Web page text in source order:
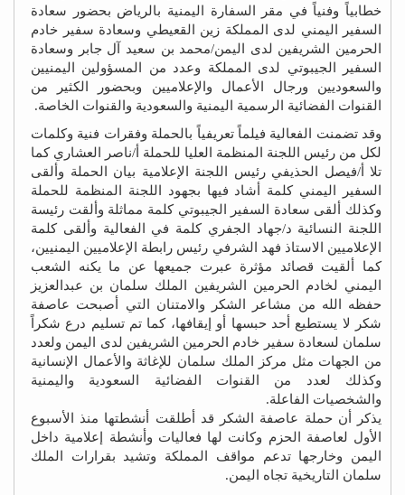
خطابياً وفنياً في مقر السفارة اليمنية بالرياض بحضور سعادة
السفير اليمني لدى المملكة زين القعيطي وسعادة سفير خادم
الحرمين الشريفين لدى اليمن/محمد بن سعيد آل جابر وسعادة
السفير الجيبوتي لدى المملكة وعدد من المسؤولين اليمنيين
والسعوديين ورجال الأعمال والإعلاميين وبحضور الكثير من
القنوات الفضائية الرسمية اليمنية والسعودية والقنوات الخاصة.
وقد تضمنت الفعالية فيلماً تعريفياً بالحملة وفقرات فنية وكلمات
لكل من رئيس اللجنة المنظمة العليا للحملة أ/ناصر العشاري كما
تلا أ/فيصل الحذيفي رئيس اللجنة الإعلامية بيان الحملة وألقى
السفير اليمني كلمة أشاد فيها بجهود اللجنة المنظمة للحملة
وكذلك ألقى سعادة السفير الجيبوتي كلمة مماثلة وألقت رئيسة
اللجنة النسائية د/جهاد الجفري كلمة في الفعالية وألقى كلمة
الإعلاميين الاستاذ فهد الشرفي رئيس رابطة الإعلاميين اليمنيين،
كما ألقيت قصائد مؤثرة عبرت جميعها عن ما يكنه الشعب
اليمني لخادم الحرمين الشريفين الملك سلمان بن عبدالعزيز
حفظه الله من مشاعر الشكر والامتنان التي أصبحت عاصفة
شكر لا يستطيع أحد حبسها أو إيقافها، كما تم تسليم درع شكراً
سلمان لسعادة سفير خادم الحرمين الشريفين لدى اليمن ولعدد
من الجهات مثل مركز الملك سلمان للإغاثة والأعمال الإنسانية
وكذلك لعدد من القنوات الفضائية السعودية واليمنية
والشخصيات الفاعلة.
يذكر أن حملة عاصفة الشكر قد أطلقت أنشطتها منذ الأسبوع
الأول لعاصفة الحزم وكانت لها فعاليات وأنشطة إعلامية داخل
اليمن وخارجها تدعم مواقف المملكة وتشيد بقرارات الملك
سلمان التاريخية تجاه اليمن.